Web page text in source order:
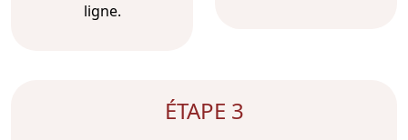
ligne.
ÉTAPE 3